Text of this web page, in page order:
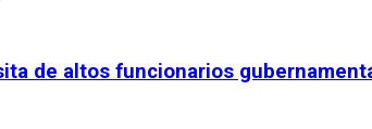
de altos funcionarios